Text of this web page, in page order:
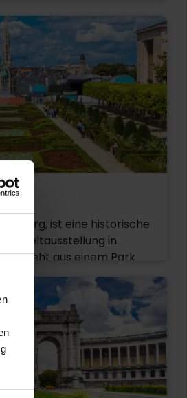
Nationalitäten der
gekämpft haben.
wurde 1847 im
und erbaut. Die
beherbergen einige der
Hier gibt es außerdem
die aus den Galeries
gut besuchten Ort
ist eine historische
der Weltausstellung in
besteht aus einem Park
Vom Mont des Arts
auf den Rathausplatz
Brüssel stolz ist. Viele der
sich hier, wie das
natürlich das
ein kleines Frühstück im
von wo man eine
hat.